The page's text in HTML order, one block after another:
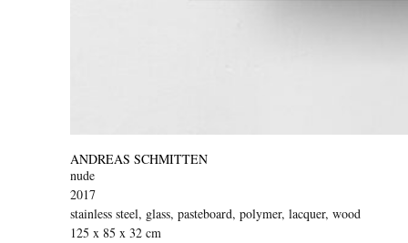
ANDREAS SCHMITTEN
nude
2017
stainless steel, glass, pasteboard, polymer, lacquer, wood
125 x 85 x 32 cm